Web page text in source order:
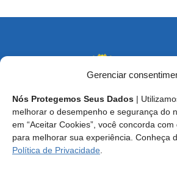
Gerenciar
Nós Protegemos Seus Dados |
melhorar o desempenho e segurança do
em “Aceitar Cookies”, você concorda
para melhorar sua experiência. Conheça
Política de Privacidade
Endereço: SCS, Quadra 02, Bloco D,
9º Andar CEP 70.316-900 - Brasília/DF